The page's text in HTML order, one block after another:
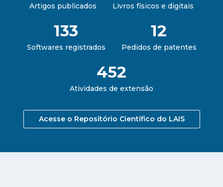
Artigos publicados Livros físicos e digitais
133
Softwares registrados
12
Pedidos de patentes
452
Atividades de extensão
Acesse o Repositório Científico do LAIS